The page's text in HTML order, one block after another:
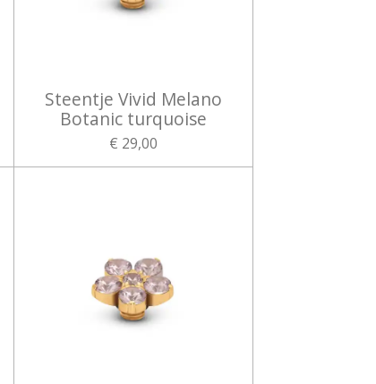
Steentje Vivid Melano
Botanic turquoise
€ 29,00